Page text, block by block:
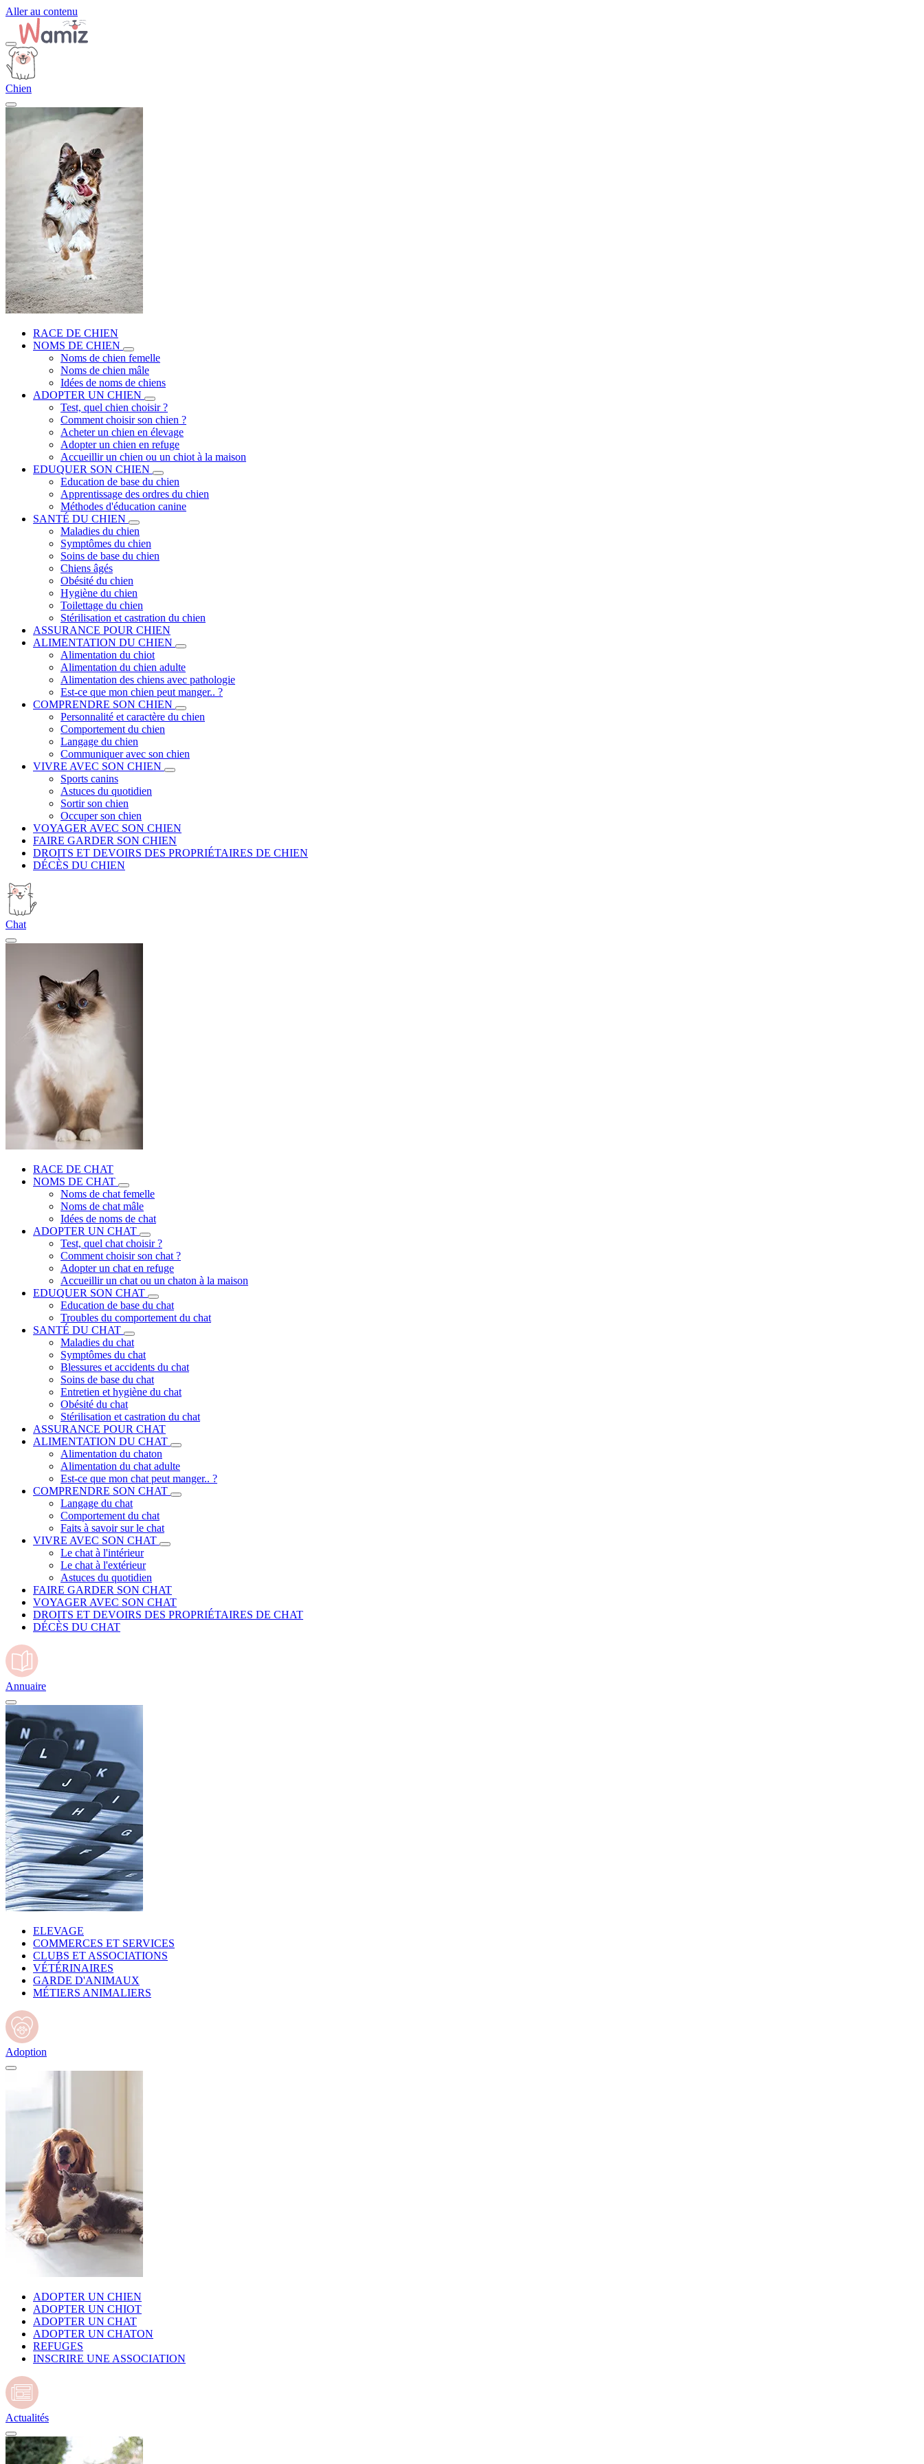
Aller au contenu
Chien
RACE DE CHIEN
NOMS DE CHIEN
Noms de chien femelle
Noms de chien mâle
Idées de noms de chiens
ADOPTER UN CHIEN
Test, quel chien choisir ?
Comment choisir son chien ?
Acheter un chien en élevage
Adopter un chien en refuge
Accueillir un chien ou un chiot à la maison
EDUQUER SON CHIEN
Education de base du chien
Apprentissage des ordres du chien
Méthodes d'éducation canine
SANTÉ DU CHIEN
Maladies du chien
Symptômes du chien
Soins de base du chien
Chiens âgés
Obésité du chien
Hygiène du chien
Toilettage du chien
Stérilisation et castration du chien
ASSURANCE POUR CHIEN
ALIMENTATION DU CHIEN
Alimentation du chiot
Alimentation du chien adulte
Alimentation des chiens avec pathologie
Est-ce que mon chien peut manger.. ?
COMPRENDRE SON CHIEN
Personnalité et caractère du chien
Comportement du chien
Langage du chien
Communiquer avec son chien
VIVRE AVEC SON CHIEN
Sports canins
Astuces du quotidien
Sortir son chien
Occuper son chien
VOYAGER AVEC SON CHIEN
FAIRE GARDER SON CHIEN
DROITS ET DEVOIRS DES PROPRIÉTAIRES DE CHIEN
DÉCÈS DU CHIEN
Chat
RACE DE CHAT
NOMS DE CHAT
Noms de chat femelle
Noms de chat mâle
Idées de noms de chat
ADOPTER UN CHAT
Test, quel chat choisir ?
Comment choisir son chat ?
Adopter un chat en refuge
Accueillir un chat ou un chaton à la maison
EDUQUER SON CHAT
Education de base du chat
Troubles du comportement du chat
SANTÉ DU CHAT
Maladies du chat
Symptômes du chat
Blessures et accidents du chat
Soins de base du chat
Entretien et hygiène du chat
Obésité du chat
Stérilisation et castration du chat
ASSURANCE POUR CHAT
ALIMENTATION DU CHAT
Alimentation du chaton
Alimentation du chat adulte
Est-ce que mon chat peut manger.. ?
COMPRENDRE SON CHAT
Langage du chat
Comportement du chat
Faits à savoir sur le chat
VIVRE AVEC SON CHAT
Le chat à l'intérieur
Le chat à l'extérieur
Astuces du quotidien
FAIRE GARDER SON CHAT
VOYAGER AVEC SON CHAT
DROITS ET DEVOIRS DES PROPRIÉTAIRES DE CHAT
DÉCÈS DU CHAT
Annuaire
ELEVAGE
COMMERCES ET SERVICES
CLUBS ET ASSOCIATIONS
VÉTÉRINAIRES
GARDE D'ANIMAUX
MÉTIERS ANIMALIERS
Adoption
ADOPTER UN CHIEN
ADOPTER UN CHIOT
ADOPTER UN CHAT
ADOPTER UN CHATON
REFUGES
INSCRIRE UNE ASSOCIATION
Actualités